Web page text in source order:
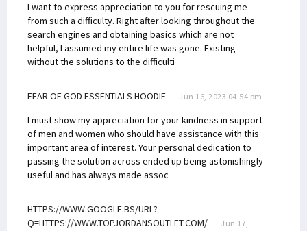
I want to express appreciation to you for rescuing me
from such a difficulty. Right after looking throughout the
search engines and obtaining basics which are not
helpful, I assumed my entire life was gone. Existing
without the solutions to the difficulti
FEAR OF GOD ESSENTIALS HOODIE Jun 16, 2023 04:54 pm
I must show my appreciation for your kindness in support
of men and women who should have assistance with this
important area of interest. Your personal dedication to
passing the solution across ended up being astonishingly
useful and has always made assoc
HTTPS://WWW.GOOGLE.BS/URL?
Q=HTTPS://WWW.TOPJORDANSOUTLET.COM/
Jun 17,